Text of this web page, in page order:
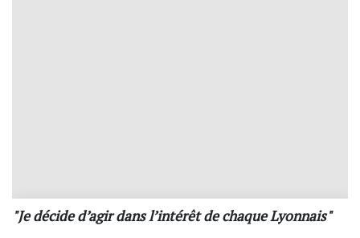
"Je décide d’agir dans l’intérêt de chaque Lyonnais"